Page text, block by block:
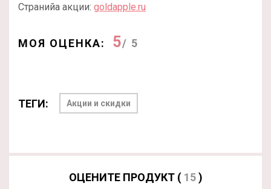
Странийа акции: goldapple.ru
МОЯ ОЦЕНКА: 5/ 5
ТЕГИ: Акции и скидки
ОЦЕНИТЕ ПРОДУКТ ( 15)